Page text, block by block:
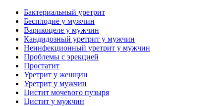
Бактериальный уретрит
Бесплодие у мужчин
Варикоцеле у мужчин
Кандидозный уретрит у мужчин
Неинфекционный уретрит у мужчин
Проблемы с эрекцией
Простатит
Уретрит у женщин
Уретрит у мужчин
Цистит мочевого пузыря
Цистит у мужчин